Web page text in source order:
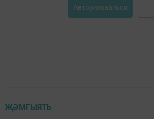
Авторизоваться
ҖӘМГЫЯТЬ